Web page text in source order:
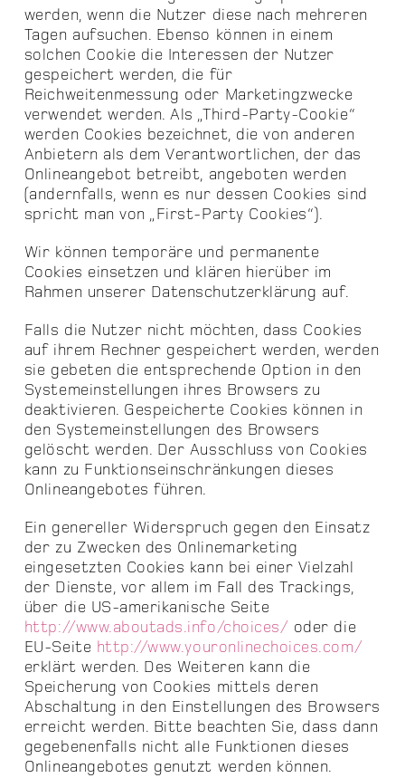
werden, wenn die Nutzer diese nach mehreren
Tagen aufsuchen. Ebenso können in einem
solchen Cookie die Interessen der Nutzer
gespeichert werden, die für
Reichweitenmessung oder Marketingzwecke
verwendet werden. Als „Third-Party-Cookie“
werden Cookies bezeichnet, die von anderen
Anbietern als dem Verantwortlichen, der das
Onlineangebot betreibt, angeboten werden
(andernfalls, wenn es nur dessen Cookies sind
spricht man von „First-Party Cookies“).
Wir können temporäre und permanente
Cookies einsetzen und klären hierüber im
Rahmen unserer Datenschutzerklärung auf.
Falls die Nutzer nicht möchten, dass Cookies
auf ihrem Rechner gespeichert werden, werden
sie gebeten die entsprechende Option in den
Systemeinstellungen ihres Browsers zu
deaktivieren. Gespeicherte Cookies können in
den Systemeinstellungen des Browsers
gelöscht werden. Der Ausschluss von Cookies
kann zu Funktionseinschränkungen dieses
Onlineangebotes führen.
Ein genereller Widerspruch gegen den Einsatz
der zu Zwecken des Onlinemarketing
eingesetzten Cookies kann bei einer Vielzahl
der Dienste, vor allem im Fall des Trackings,
über die US-amerikanische Seite
http://www.aboutads.info/choices/ oder die
EU-Seite http://www.youronlinechoices.com/
erklärt werden. Des Weiteren kann die
Speicherung von Cookies mittels deren
Abschaltung in den Einstellungen des Browsers
erreicht werden. Bitte beachten Sie, dass dann
gegebenenfalls nicht alle Funktionen dieses
Onlineangebotes genutzt werden können.